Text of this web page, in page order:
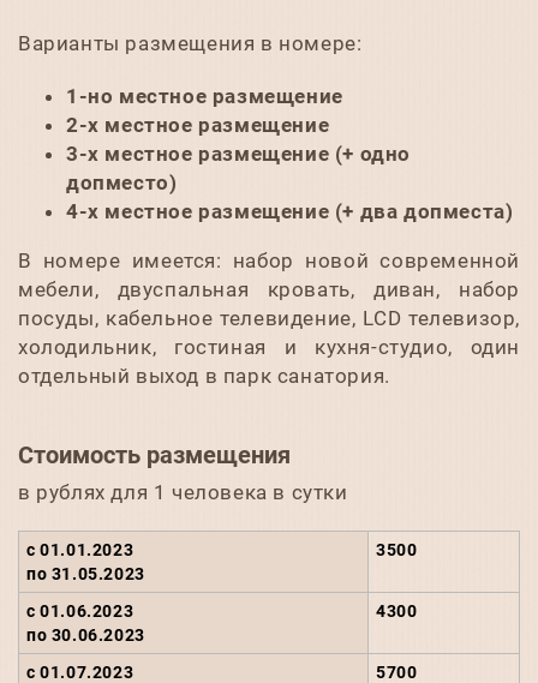
Варианты размещения в номере:
1-но местное размещение
2-х местное размещение
3-х местное размещение (+ одно
допместо)
4-х местное размещение (+ два допместа)
В номере имеется: набор новой современной
мебели, двуспальная кровать, диван, набор
посуды, кабельное телевидение, LCD телевизор,
холодильник, гостиная и кухня-студио, один
отдельный выход в парк санатория.
Стоимость размещения
в рублях для 1 человека в сутки
с 01.01.2023
по 31.05.2023
3500
с 01.06.2023
по 30.06.2023
4300
с 01.07.2023
5700